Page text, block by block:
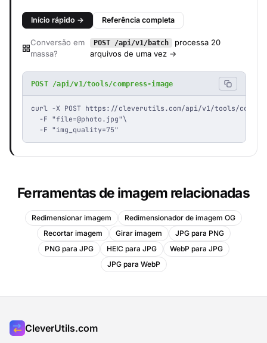
Início rápido → Referência completa
Conversão em
massa?
POST /api/v1/batch
processa 20
arquivos de uma vez →
POST /api/v1/tools/compress-image
curl -X POST https://cleverutils.com/api/v1/tools/
  -F "
file=@photo.jpg"\
  -F "img_quality=75"
Ferramentas de imagem relacionadas
Redimensionar imagem
Redimensionador de imagem OG
Recortar imagem
Girar imagem
JPG para PNG
PNG para JPG
HEIC para JPG
WebP para JPG
JPG para WebP
CleverUtils.com